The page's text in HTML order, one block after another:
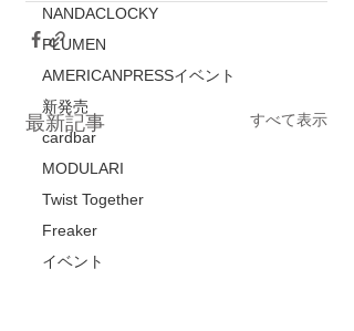
NANDACLOCKY
PLUMEN
AMERICANPRESSイベント
新発売
cardbar
MODULARI
Twist Together
Freaker
イベント
最新記事 すべて表示